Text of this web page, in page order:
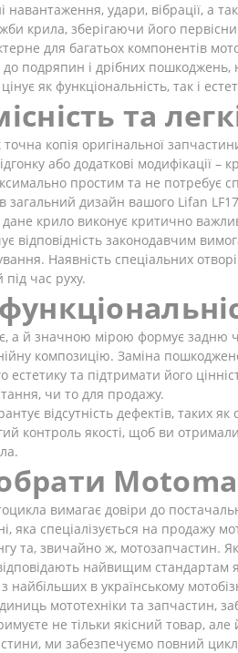
навантаження, удари, вібрації, а
крила, зберігаючи його
для багатьох компонентів
подряпин і дрібних пошкоджень,
як функціональність, так і
та
копія оригінальної
або додаткові
простим та не потребує
загальний дизайн вашого Lifan
дане крило виконує критично
відповідність законодавчим
Наявність спеціальних
під час руху.
а й значною мірою формує задню
композицію. Заміна
естетику та підтримати його
чи то для продажу.
відсутність дефектів, таких
контроль якості, щоб ви
вимагає довіри до
яка спеціалізується на продажу
та, звичайно ж,
найвищим стандартам
в українському
мототехніки та запчастин,
не тільки якісний товар, але
ми забезпечуємо повний